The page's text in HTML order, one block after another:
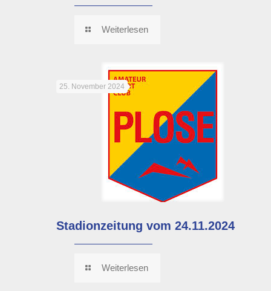
Weiterlesen
25. November 2024
Stadionzeitung vom 24.11.2024
Weiterlesen